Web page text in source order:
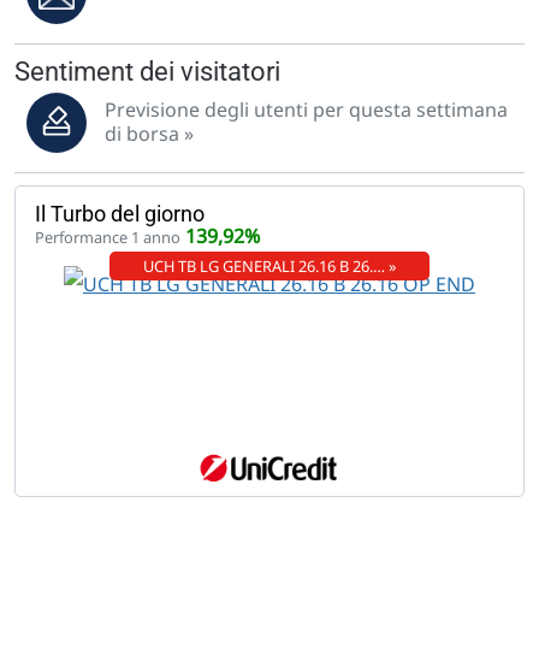
Sentiment dei visitatori
Previsione degli utenti per questa settimana
di borsa »
Il Turbo del giorno
Performance 1 anno 139,92%
UCH TB LG GENERALI 26.16 B 26.… »